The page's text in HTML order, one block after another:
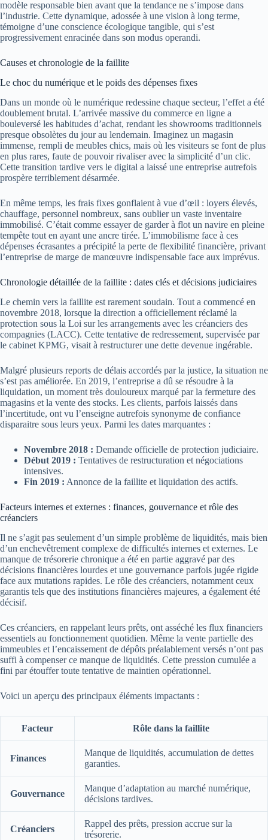
modèle responsable bien avant que la tendance ne s’impose dans
l’industrie. Cette dynamique, adossée à une vision à long terme,
témoigne d’une conscience écologique tangible, qui s’est
progressivement enracinée dans son modus operandi.
Causes et chronologie de la faillite
Le choc du numérique et le poids des dépenses fixes
Dans un monde où le numérique redessine chaque secteur, l’effet a été
doublement brutal. L’arrivée massive du commerce en ligne a
bouleversé les habitudes d’achat, rendant les showrooms traditionnels
presque obsolètes du jour au lendemain. Imaginez un magasin
immense, rempli de meubles chics, mais où les visiteurs se font de plus
en plus rares, faute de pouvoir rivaliser avec la simplicité d’un clic.
Cette transition tardive vers le digital a laissé une entreprise autrefois
prospère terriblement désarmée.
En même temps, les frais fixes gonflaient à vue d’œil : loyers élevés,
chauffage, personnel nombreux, sans oublier un vaste inventaire
immobilisé. C’était comme essayer de garder à flot un navire en pleine
tempête tout en ayant une ancre tirée. L’immobilisme face à ces
dépenses écrasantes a précipité la perte de flexibilité financière, privant
l’entreprise de marge de manœuvre indispensable face aux imprévus.
Chronologie détaillée de la faillite : dates clés et décisions judiciaires
Le chemin vers la faillite est rarement soudain. Tout a commencé en
novembre 2018, lorsque la direction a officiellement réclamé la
protection sous la Loi sur les arrangements avec les créanciers des
compagnies (LACC). Cette tentative de redressement, supervisée par
le cabinet KPMG, visait à restructurer une dette devenue ingérable.
Malgré plusieurs reports de délais accordés par la justice, la situation ne
s’est pas améliorée. En 2019, l’entreprise a dû se résoudre à la
liquidation, un moment très douloureux marqué par la fermeture des
magasins et la vente des stocks. Les clients, parfois laissés dans
l’incertitude, ont vu l’enseigne autrefois synonyme de confiance
disparaitre sous leurs yeux. Parmi les dates marquantes :
Novembre 2018 : Demande officielle de protection judiciaire.
Début 2019 : Tentatives de restructuration et négociations
intensives.
Fin 2019 : Annonce de la faillite et liquidation des actifs.
Facteurs internes et externes : finances, gouvernance et rôle des
créanciers
Il ne s’agit pas seulement d’un simple problème de liquidités, mais bien
d’un enchevêtrement complexe de difficultés internes et externes. Le
manque de trésorerie chronique a été en partie aggravé par des
décisions financières lourdes et une gouvernance parfois jugée rigide
face aux mutations rapides. Le rôle des créanciers, notamment ceux
garantis tels que des institutions financières majeures, a également été
décisif.
Ces créanciers, en rappelant leurs prêts, ont asséché les flux financiers
essentiels au fonctionnement quotidien. Même la vente partielle des
immeubles et l’encaissement de dépôts préalablement versés n’ont pas
suffi à compenser ce manque de liquidités. Cette pression cumulée a
fini par étouffer toute tentative de maintien opérationnel.
Voici un aperçu des principaux éléments impactants :
Facteur Rôle dans la faillite
Finances
Manque de liquidités, accumulation de dettes
garanties.
Gouvernance
Manque d’adaptation au marché numérique,
décisions tardives.
Créanciers
Rappel des prêts, pression accrue sur la
trésorerie.